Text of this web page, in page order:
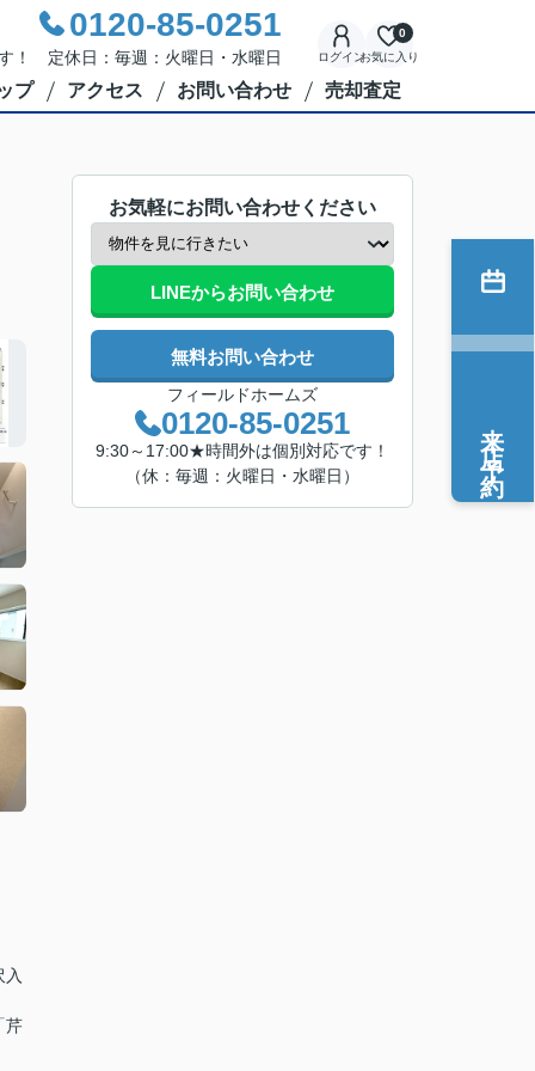
0120-85-0251
！ 定休日：毎週：火曜日・水曜日 ログインお気に入り
0
プ アクセス お問い合わせ 売却査定
芹
お気軽にお問い合わせください
LINEからお問い合わせ
無料お問い合わせ
フィールドホームズ
0120-85-0251
9:30～17:00★時間外は個別対応です！
（休：毎週：火曜日・水曜日）
来店予約